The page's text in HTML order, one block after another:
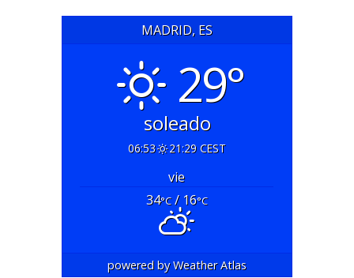
MADRID, ES
29°
soleado
06:53 21:29 CEST
vie
34°C/ 16°C
powered byWeather Atlas